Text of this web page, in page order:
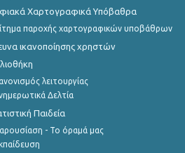
Χαρτογραφικά Υπόβαθρα
παροχής χαρτογραφικών υποβάθρων
ικανοποίησης χρηστών
λειτουργίας
Δελτία
Παιδεία
- Το όραμά μας